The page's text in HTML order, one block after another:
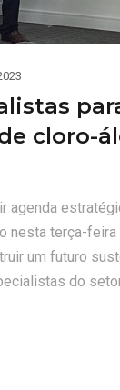
cloro-
agenda
nesta terça-
um futuro
do